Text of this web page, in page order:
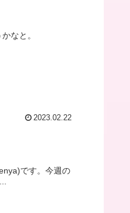
なと。
2023.02.22
です。今週の